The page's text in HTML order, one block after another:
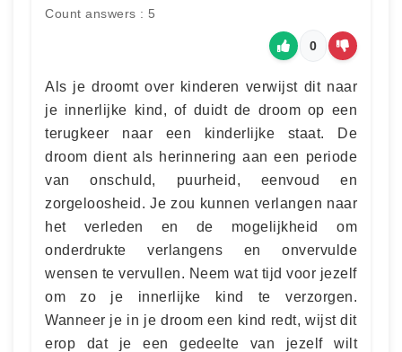
Count answers : 5
0
Als je droomt over kinderen verwijst dit naar
je innerlijke kind, of duidt de droom op een
terugkeer naar een kinderlijke staat. De
droom dient als herinnering aan een periode
van onschuld, puurheid, eenvoud en
zorgeloosheid. Je zou kunnen verlangen naar
het verleden en de mogelijkheid om
onderdrukte verlangens en onvervulde
wensen te vervullen. Neem wat tijd voor jezelf
om zo je innerlijke kind te verzorgen.
Wanneer je in je droom een kind redt, wijst dit
erop dat je een gedeelte van jezelf wilt